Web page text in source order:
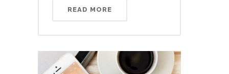
READ MORE